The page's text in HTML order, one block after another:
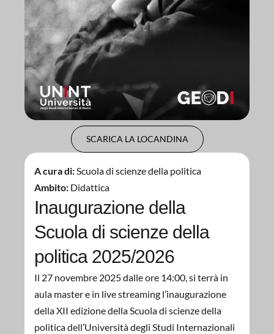
SCARICA LA LOCANDINA
A cura di:Scuola di scienze della politica
Ambito: Didattica
Inaugurazione della
Scuola di scienze della
politica 2025/2026
Il 27 novembre 2025 dalle ore 14:00, si terrà in
aula master e in live streaming l’inaugurazione
della XII edizione della Scuola di scienze della
politica dell’Università degli Studi Internazionali